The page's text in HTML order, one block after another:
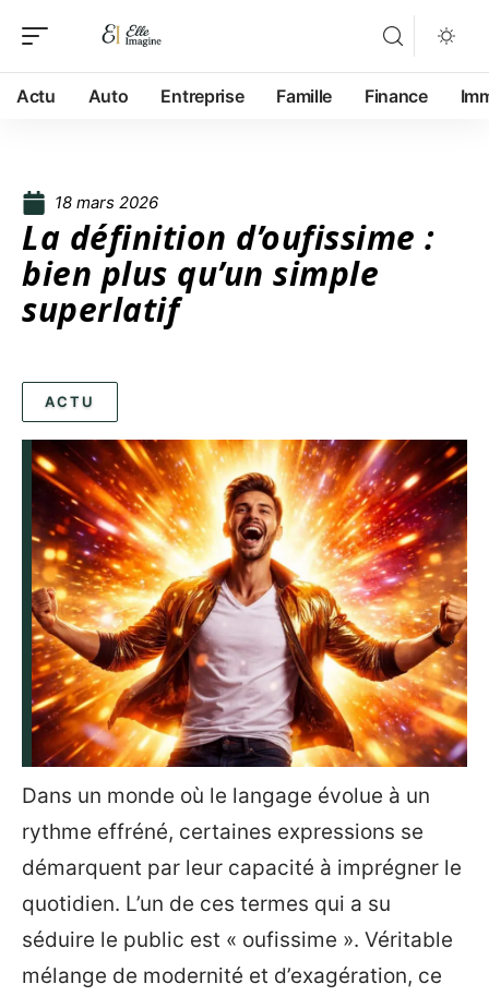
Actu Auto Entreprise Famille Finance
18 mars 2026
La définition d’oufissime :
bien plus qu’un simple
superlatif
ACTU
Dans un monde où le langage évolue à un
rythme effréné, certaines expressions se
démarquent par leur capacité à imprégner le
quotidien. L’un de ces termes qui a su
séduire le public est « oufissime ». Véritable
mélange de modernité et d’exagération, ce